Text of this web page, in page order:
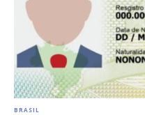
BRASIL